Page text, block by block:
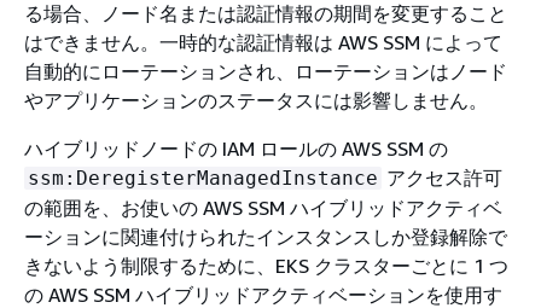
る場合、ノード名または認証情報の期間を変更すること
はできません。一時的な認証情報は AWS SSM によって
自動的にローテーションされ、ローテーションはノード
やアプリケーションのステータスには影響しません。
ハイブリッドノードの IAM ロールの AWS SSM の
ssm:DeregisterManagedInstance アクセス許可
の範囲を、お使いの AWS SSM ハイブリッドアクティベ
ーションに関連付けられたインスタンスしか登録解除で
きないよう制限するために、EKS クラスターごとに 1 つ
の AWS SSM ハイブリッドアクティベーションを使用す